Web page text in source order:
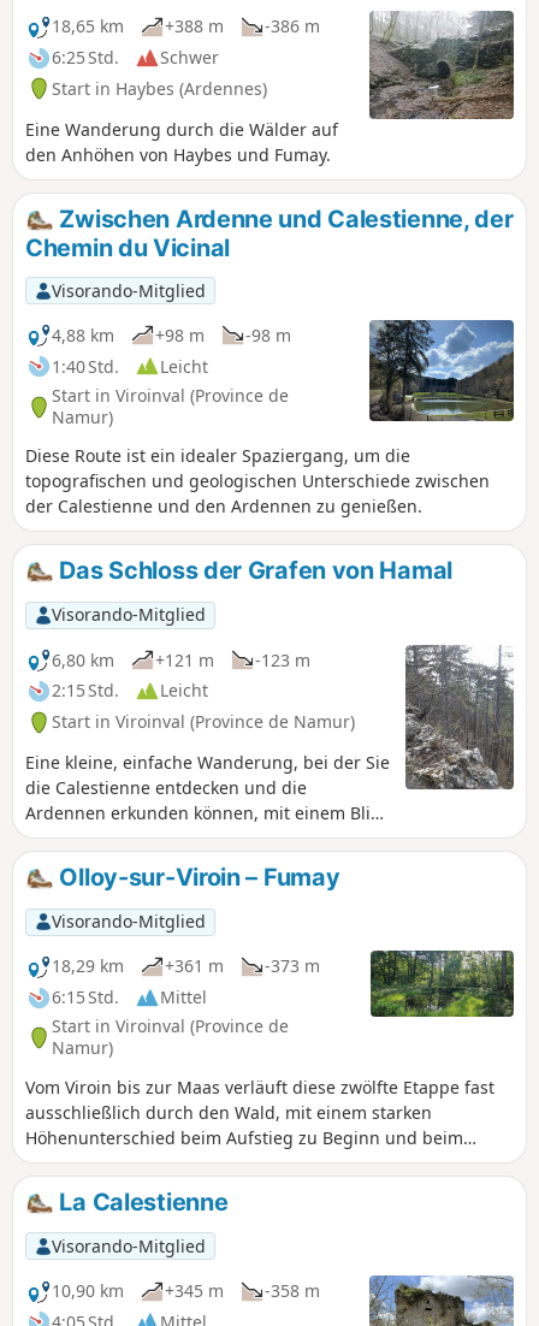
durch ihre beeindruckenden Aufstiege, gefolgt von ebenso
beeindruckenden Abstiegen, anstrengend ist und
größtenteils im Unterholz verläuft. Die Ankunft und das
Ende der Etappe sind ungewiss, da ich bei Einheimischen
unterkomme.
18,65 km
+388 m
-386 m
6:25 Std.
Schwer
Start in Haybes (Ardennes)
Eine Wanderung durch die Wälder auf
den Anhöhen von Haybes und Fumay.
Zwischen Ardenne und Calestienne, der
Chemin du Vicinal
Visorando-Mitglied
4,88 km
+98 m
-98 m
1:40 Std.
Leicht
Start in Viroinval (Province de
Namur)
Diese Route ist ein idealer Spaziergang, um die
topografischen und geologischen Unterschiede zwischen
der Calestienne und den Ardennen zu genießen.
Das Schloss der Grafen von Hamal
Visorando-Mitglied
6,80 km
+121 m
-123 m
2:15 Std.
Leicht
Start in Viroinval (Province de Namur)
Eine kleine, einfache Wanderung, bei der Sie
die Calestienne entdecken und die
Ardennen erkunden können, mit einem Blick
auf das prächtige Schloss der Grafen von
Hamal in Vierves als Bonus.
Olloy-sur-Viroin – Fumay
Visorando-Mitglied
18,29 km
+361 m
-373 m
6:15 Std.
Mittel
Start in Viroinval (Province de
Namur)
Vom Viroin bis zur Maas verläuft diese zwölfte Etappe fast
ausschließlich durch den Wald, mit einem starken
Höhenunterschied beim Aufstieg zu Beginn und beim
Abstieg am Ende. Die Übernachtung erfolgt in der Stadt
Fumay in Frankreich.
La Calestienne
Visorando-Mitglied
10,90 km
+345 m
-358 m